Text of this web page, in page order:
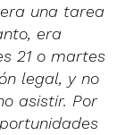
una tarea
era
21 o martes
legal, y no
asistir. Por